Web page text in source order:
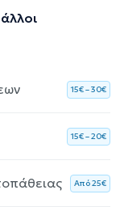
15€ – 30€
15€ – 20€
Aπό 25€